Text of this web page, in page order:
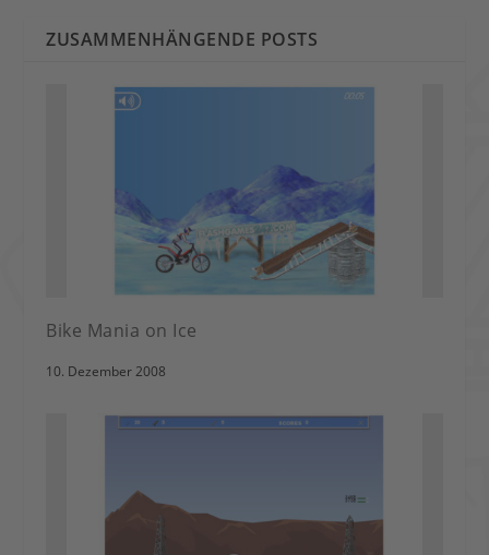
ZUSAMMENHÄNGENDE POSTS
Bike Mania on Ice
10. Dezember 2008